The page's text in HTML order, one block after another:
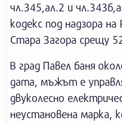
чл.345,ал.2 и
кодекс под надзора
Стара Загора срещу
В град Павел баня
дата, мъжът е
двуколесно
неустановена марка,